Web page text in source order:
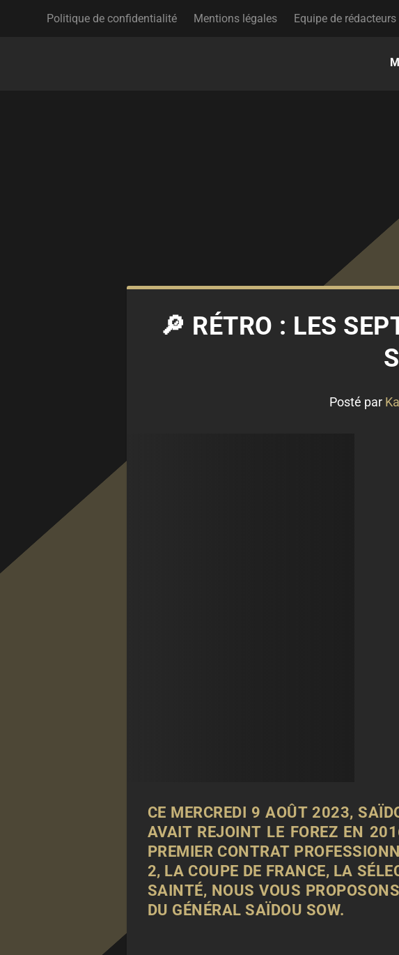
Politique de confidentialité Mentions légales Equipe de rédacteurs
🔎 RÉTRO : LES
Posté par
CE MERCREDI 9 AOÛT 2023,
AVAIT REJOINT LE FOREZ EN
PREMIER CONTRAT
2, LA COUPE DE FRANCE, LA
SAINTÉ, NOUS VOUS
DU GÉNÉRAL SAÏDOU SOW.